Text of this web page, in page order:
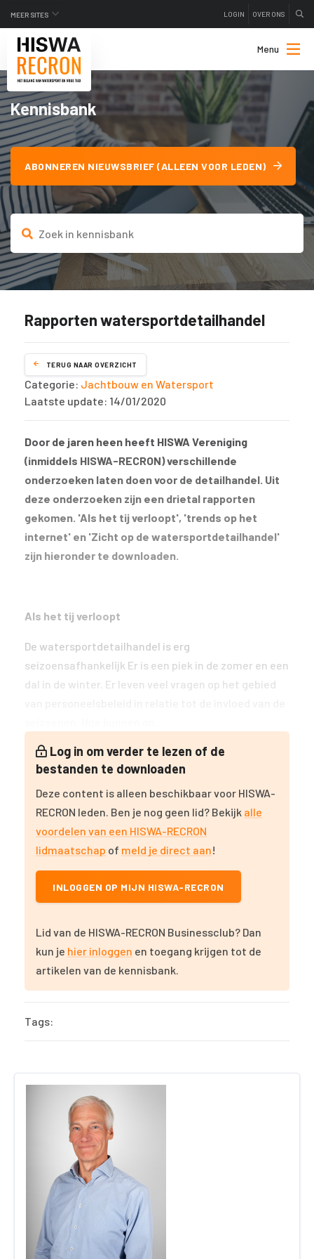
MEER SITES LOGIN OVER ONS
Menu
Kennisbank
ABONNEREN NIEUWSBRIEF (ALLEEN VOOR LEDEN)
Rapporten watersportdetailhandel
TERUG NAAR OVERZICHT
Categorie: Jachtbouw en Watersport
Laatste update: 14/01/2020
Door de jaren heen heeft HISWA Vereniging
(inmiddels HISWA-RECRON) verschillende
onderzoeken laten doen voor de detailhandel. Uit
deze onderzoeken zijn een drietal rapporten
gekomen. 'Als het tij verloopt', 'trends op het
internet' en 'Zicht op de watersportdetailhandel'
zijn hieronder te downloaden.
Als het tij verloopt
De watersportdetailhandel is erg
seizoensafhankelijk Er is een piek in de zomer en een
dal in de winter. Er leven veel vragen op het gebied
Log in om verder te lezen of de
bestanden te downloaden
Deze content is alleen beschikbaar voor HISWA-
RECRON leden. Ben je nog geen lid? Bekijk alle
voordelen van een HISWA-RECRON
lidmaatschap of meld je direct aan!
INLOGGEN OP MIJN HISWA-RECRON
Lid van de HISWA-RECRON Businessclub? Dan
kun je hier inloggen en toegang krijgen tot de
artikelen van de kennisbank.
Tags: